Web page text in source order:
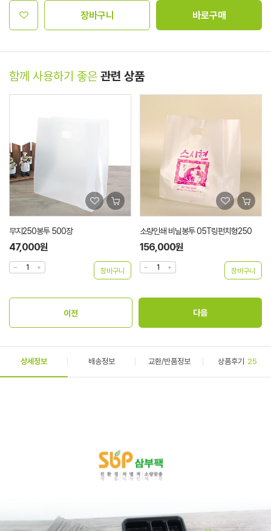
장바구니 바로구매
함께 사용하기 좋은 관련 상품
무지250봉투 500장
47,000원
소량인쇄 비닐봉투 05T링펀치형250
156,000원
상세정보 배송정보 교환/반품정보 상품후기 25